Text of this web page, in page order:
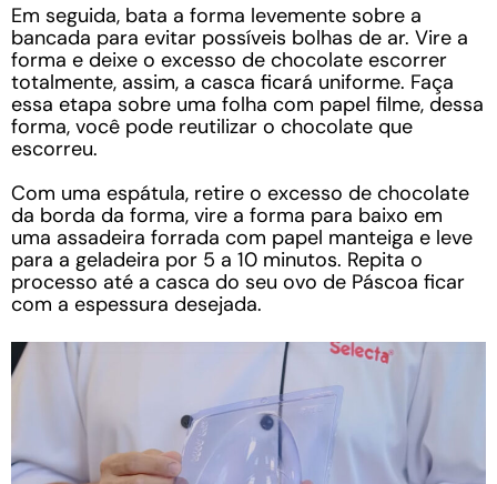
Em seguida, bata a forma levemente sobre a
bancada para evitar possíveis bolhas de ar. Vire a
forma e deixe o excesso de chocolate escorrer
totalmente, assim, a casca ficará uniforme. Faça
essa etapa sobre uma folha com papel filme, dessa
forma, você pode reutilizar o chocolate que
escorreu.
Com uma espátula, retire o excesso de chocolate
da borda da forma, vire a forma para baixo em
uma assadeira forrada com papel manteiga e leve
para a geladeira por 5 a 10 minutos. Repita o
processo até a casca do seu ovo de Páscoa ficar
com a espessura desejada.